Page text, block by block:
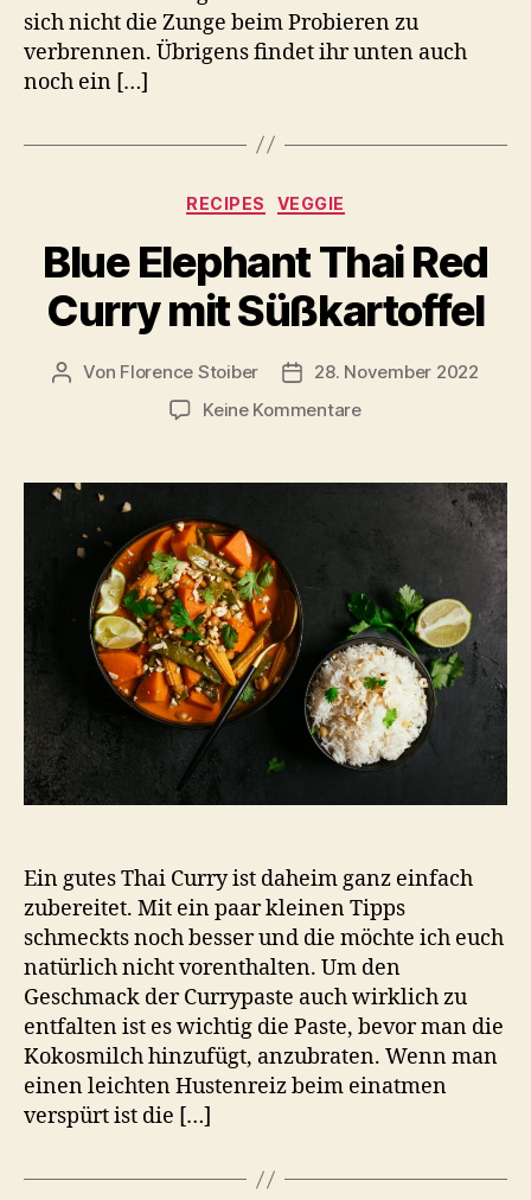
sich nicht die Zunge beim Probieren zu
verbrennen. Übrigens findet ihr unten auch
noch ein […]
Kategorien
RECIPES VEGGIE
Blue Elephant Thai Red
Curry mit Süßkartoffel
Beitragsautor
Von Florence Stoiber Veröffentlichungsdatum
28. November 2022
Keine Kommentarezu
Thai
Süßkartoffel
Ein gutes Thai Curry ist daheim ganz einfach
zubereitet. Mit ein paar kleinen Tipps
schmeckts noch besser und die möchte ich euch
natürlich nicht vorenthalten. Um den
Geschmack der Currypaste auch wirklich zu
entfalten ist es wichtig die Paste, bevor man die
Kokosmilch hinzufügt, anzubraten. Wenn man
einen leichten Hustenreiz beim einatmen
verspürt ist die […]